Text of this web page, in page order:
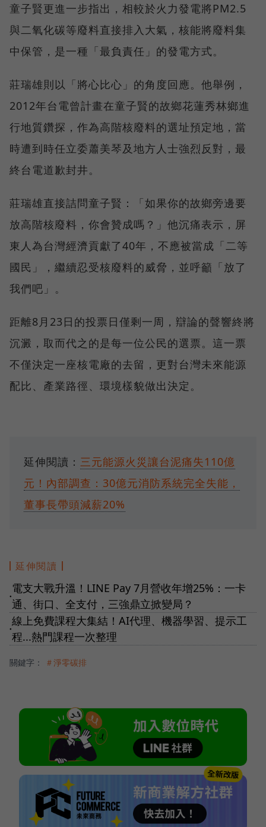
童子賢更進一步指出，相較於火力發電將PM2.5
與二氧化碳等廢料直接排入大氣，核能將廢料集
中保管，是一種「最負責任」的發電方式。
莊瑞雄則以「將心比心」的角度回應。他舉例，
2012年台電曾計畫在童子賢的故鄉花蓮秀林鄉進
行地質鑽探，作為高階核廢料的選址預定地，當
時遭到時任立委蕭美琴及地方人士強烈反對，最
終台電道歉封井。
莊瑞雄直接詰問童子賢：「如果你的故鄉旁邊要
放高階核廢料，你會贊成嗎？」他沉痛表示，屏
東人為台灣經濟貢獻了40年，不應被當成「二等
國民」，繼續忍受核廢料的威脅，並呼籲「放了
我們吧」。
距離8月23日的投票日僅剩一周，辯論的聲響終將
沉澱，取而代之的是每一位公民的選票。這一票
不僅決定一座核電廠的去留，更對台灣未來能源
配比、產業路徑、環境樣貌做出決定。
延伸閱讀： 三元能源火災讓台泥痛失110億
元！內部調查：30億元消防系統完全失能，
董事長帶頭減薪20%
延伸閱讀
●
電支大戰升溫！LINE Pay 7月營收年增25%：一卡
通、街口、全支付，三強鼎立掀變局？
●
線上免費課程大集結！AI代理、機器學習、提示工
程...熱門課程一次整理
關鍵字： ＃淨零碳排